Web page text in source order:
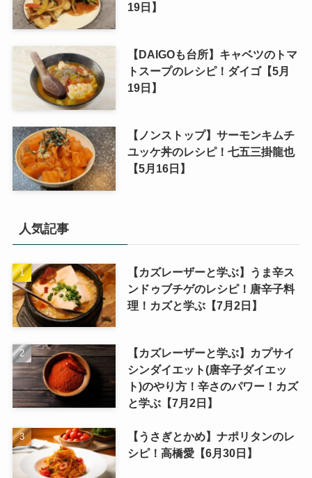
19日】
【DAIGOも台所】キャベツのトマ
トスープのレシピ！ダイゴ【5月
19日】
【ノンストップ】サーモンキムチ
ユッケ丼のレシピ！七五三掛龍也
【5月16日】
人気記事
【カズレーザーと学ぶ】うま辛ス
ンドゥブチゲのレシピ！唐辛子料
理！カズと学ぶ【7月2日】
【カズレーザーと学ぶ】カプサイ
シンダイエット(唐辛子ダイエッ
ト)のやり方！辛さのパワー！カズ
と学ぶ【7月2日】
【うさぎとかめ】ナポリタンのレ
シピ！高橋愛【6月30日】